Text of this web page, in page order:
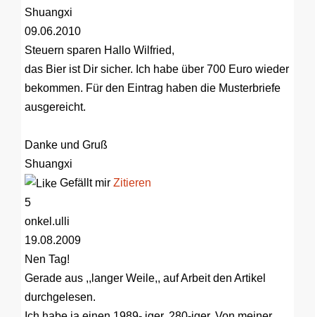
Shuangxi
09.06.2010
Steuern sparen Hallo Wilfried,
das Bier ist Dir sicher. Ich habe über 700 Euro wieder
bekommen. Für den Eintrag haben die Musterbriefe
ausgereicht.
Danke und Gruß
Shuangxi
Gefällt mir Zitieren
5
onkel.ulli
19.08.2009
Nen Tag!
Gerade aus ,,langer Weile,, auf Arbeit den Artikel
durchgelesen.